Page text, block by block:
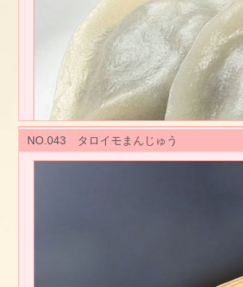
青梗菜を溶かしバターで和えて、ベジミートで
【規格】 30g 30個ｘ10袋
【調理方法】
蒸す：冷凍のまま、強火で約１０分蒸して下さい。
「電子レンジ可能」
国内製造品
NO.043 タロイモまんじゅう